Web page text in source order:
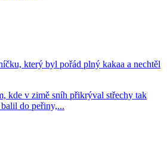
který byl pořád plný kakaa a nechtěl
kde v zimě sníh přikrýval střechy tak
do peřiny,...